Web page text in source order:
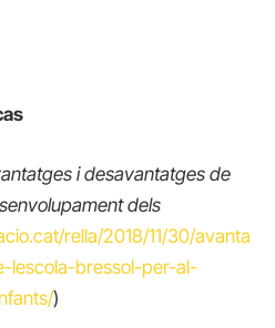
i desavantatges de
dels
rella/2018/11/30/avanta
lescola-bressol-per-al-
)